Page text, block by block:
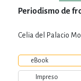
Periodismo de
Celia del Palacio
eBook
Impreso